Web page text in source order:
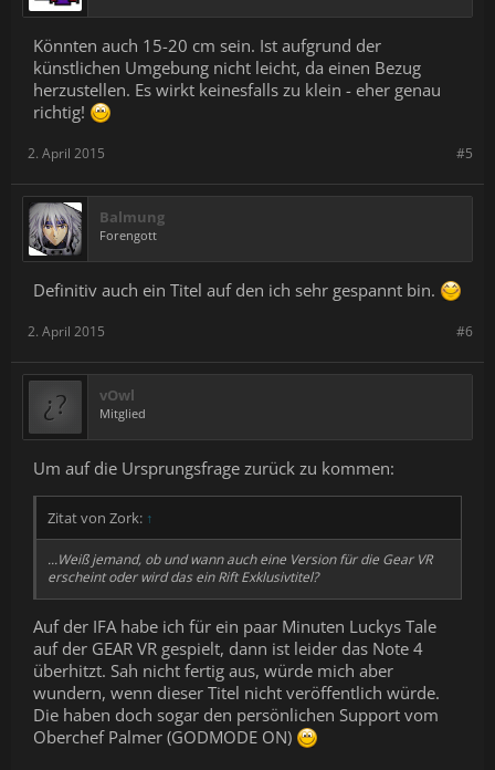
Könnten auch 15-20 cm sein. Ist aufgrund der
künstlichen Umgebung nicht leicht, da einen Bezug
herzustellen. Es wirkt keinesfalls zu klein - eher genau
richtig!
#5
2. April 2015
Balmung
Forengott
Definitiv auch ein Titel auf den ich sehr gespannt bin.
#6
2. April 2015
vOwl
Mitglied
Um auf die Ursprungsfrage zurück zu kommen:
Zitat von Zork: ↑
...Weiß jemand, ob und wann auch eine Version für die Gear VR
erscheint oder wird das ein Rift Exklusivtitel?
Auf der IFA habe ich für ein paar Minuten Luckys Tale
auf der GEAR VR gespielt, dann ist leider das Note 4
überhitzt. Sah nicht fertig aus, würde mich aber
wundern, wenn dieser Titel nicht veröffentlich würde.
Die haben doch sogar den persönlichen Support vom
Oberchef Palmer (GODMODE ON)